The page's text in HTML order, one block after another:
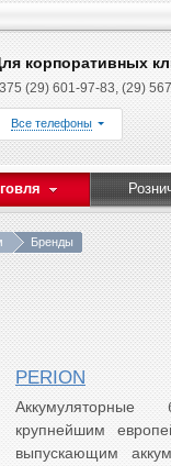
корпоративных
(29) 601-97-83, (29)
Все телефоны
Бренды
PERION
Аккумуляторные
крупнейшим
выпускающим